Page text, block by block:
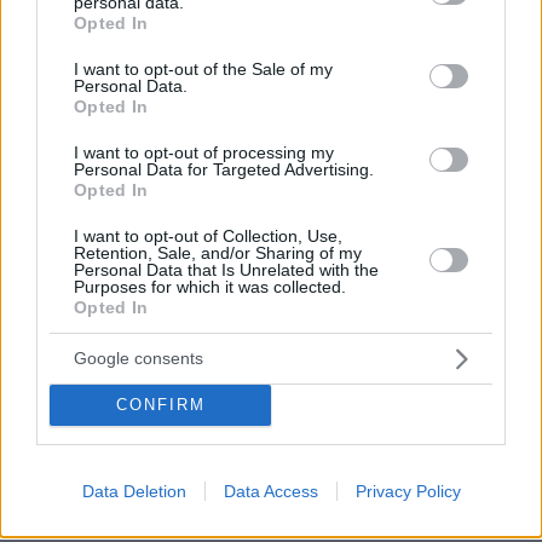
grant or deny consent to Google and its third-party tags to
use your data for below specified purposes in below Google
consent section.
Opted In
I want to opt-out of the Sale of my
Personal Data.
Opted In
I want to opt-out of processing my
Personal Data for Targeted Advertising.
Opted In
I want to opt-out of Collection, Use,
Retention, Sale, and/or Sharing of my
Personal Data that Is Unrelated with the
Purposes for which it was collected.
Opted In
Google consents
CONFIRM
Data Deletion Data Access Privacy Policy
ΑΠΑΝΤΗΣΗ
17.08.2022, 14:49
λαθος, ας πουν ολοι ελευθερα τη γνωμη τους.
Καταπληκτικη η σειρα, αλλα μεχρι εκει.
Metformin το γλυκοφάγο
17.08.2022, 14:27
ΑΠΑΝΤΗΣΗ
Το τελευταίο τους χαρτί: Μεθαμφεταμίνη και θεάματα.
17.08.2022, 14:14